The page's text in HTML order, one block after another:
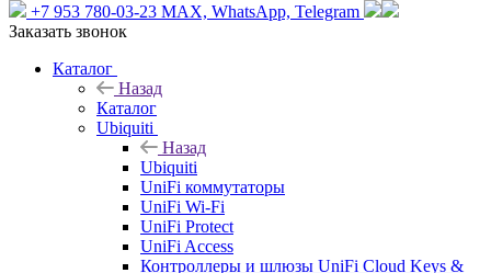
+7 953 780-03-23 MAX, WhatsApp, Telegram
Заказать звонок
Каталог
Назад
Каталог
Ubiquiti
Назад
Ubiquiti
UniFi коммутаторы
UniFi Wi-Fi
UniFi Protect
UniFi Access
Контроллеры и шлюзы UniFi Cloud Keys &